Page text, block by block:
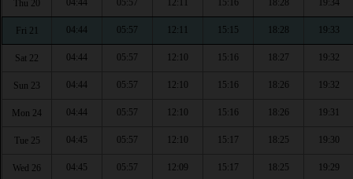
Thu 20
Fri 21 04:44 05:57 12:11 15:15 18:28 19:33
Sat 22 04:44 05:57 12:10 15:16 18:27 19:32
Sun 23 04:44 05:57 12:10 15:16 18:26 19:32
Mon 24 04:44 05:57 12:10 15:16 18:26 19:31
Tue 25 04:45 05:57 12:10 15:17 18:25 19:30
Wed 26 04:45 05:57 12:09 15:17 18:25 19:29